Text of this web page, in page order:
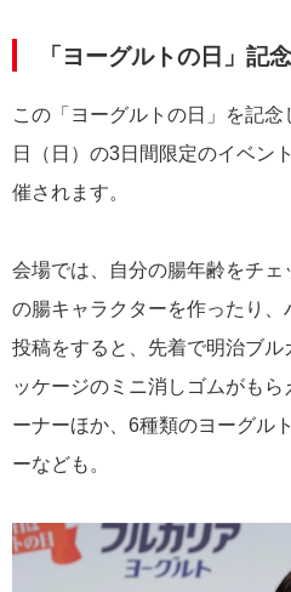
「ヨーグルトの日」記
この「ヨーグルトの日」を記
日（日）の3日間限定のイベン
催されます。
会場では、自分の腸年齢をチ
の腸キャラクターを作ったり
投稿をすると、先着で明治ブ
ッケージのミニ消しゴムがも
ーナーほか、6種類のヨーグル
ーなども。